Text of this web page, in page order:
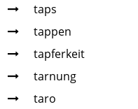
taps
tappen
tapferkeit
tarnung
taro